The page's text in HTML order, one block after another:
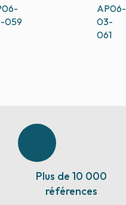
059
AP06-
03-
061
Plus de 10 000
références